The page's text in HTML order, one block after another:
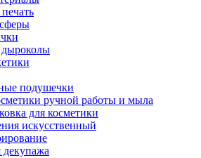
подушечки
ручной работы и мыла
для косметики
искусственный
декупажа